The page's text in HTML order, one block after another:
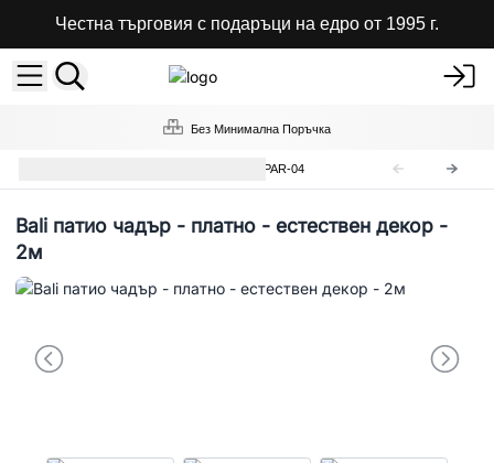
Честна търговия с подаръци на едро от 1995 г.
Без Минимална Поръчка
BPAR-04
Bali патио чадър - платно - естествен декор -
2м